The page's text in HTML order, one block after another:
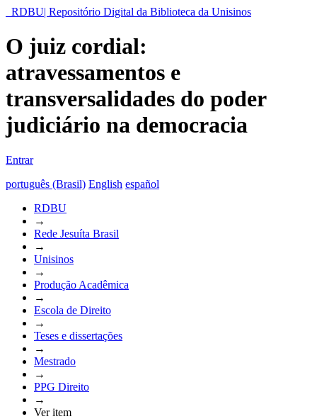
RDBU| Repositório Digital da Biblioteca da Unisinos
O juiz cordial:
atravessamentos e
transversalidades do poder
judiciário na democracia
Entrar
português (Brasil) English español
RDBU
→
Rede Jesuíta Brasil
→
Unisinos
→
Produção Acadêmica
→
Escola de Direito
→
Teses e dissertações
→
Mestrado
→
PPG Direito
→
Ver item